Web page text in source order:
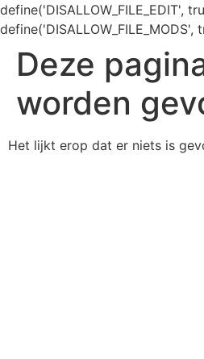
define('DISALLOW_FILE_EDIT',
define('DISALLOW_FILE_MODS',
Deze
worden
Het lijkt erop dat er niets is